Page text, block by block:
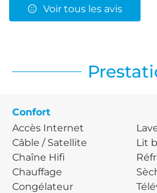
Voir tous les avis
Confort
Accès Internet
Câble / Satellite
Chaîne Hifi
Chauffage
Congélateur
Lit